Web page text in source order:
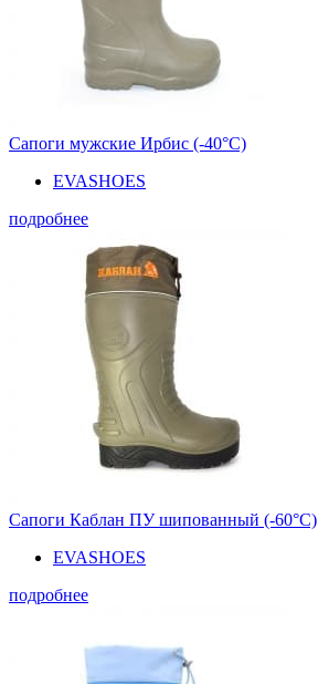
Сапоги мужские Ирбис (-40°С)
EVASHOES
подробнее
Сапоги Каблан ПУ шипованный (-60°С)
EVASHOES
подробнее